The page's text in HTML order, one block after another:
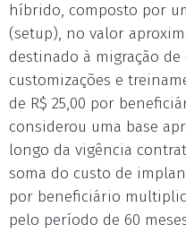
híbrido, composto por
(setup), no valor
destinado à migração
customizações e
de R$ 25,00 por
considerou uma base
longo da vigência
soma do custo de
por beneficiário
pelo período de 60